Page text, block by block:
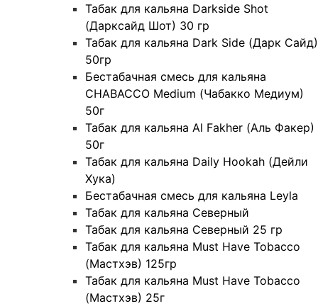
Табак для кальяна Darkside Shot
(Дарксайд Шот) 30 гр
Табак для кальяна Dark Side (Дарк Сайд)
50гр
Бестабачная смесь для кальяна
CHABACCO Medium (Чабакко Медиум)
50г
Табак для кальяна Al Fakher (Аль Факер)
50г
Табак для кальяна Daily Hookah (Дейли
Хука)
Бестабачная смесь для кальяна Leyla
Табак для кальяна Северный
Табак для кальяна Северный 25 гр
Табак для кальяна Must Have Tobacco
(Мастхэв) 125гр
Табак для кальяна Must Have Tobacco
(Мастхэв) 25г